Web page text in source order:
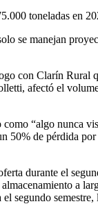
toneladas en
se manejan
con Clarín Rural
afectó el
“algo nunca
de pérdida
durante el
a
segundo semestre,